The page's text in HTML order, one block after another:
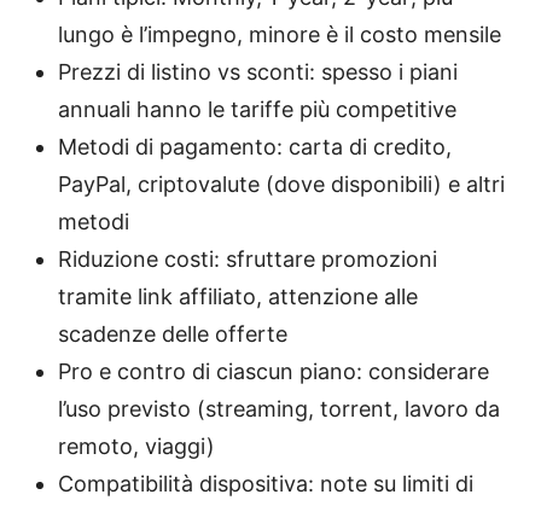
lungo è l’impegno, minore è il costo mensile
Prezzi di listino vs sconti: spesso i piani
annuali hanno le tariffe più competitive
Metodi di pagamento: carta di credito,
PayPal, criptovalute (dove disponibili) e altri
metodi
Riduzione costi: sfruttare promozioni
tramite link affiliato, attenzione alle
scadenze delle offerte
Pro e contro di ciascun piano: considerare
l’uso previsto (streaming, torrent, lavoro da
remoto, viaggi)
Compatibilità dispositiva: note su limiti di